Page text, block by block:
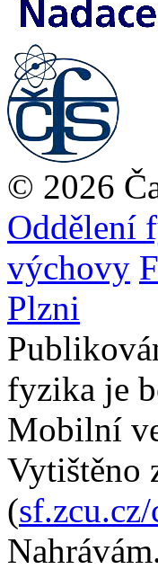
© 2026
Oddělení
výchovy
Plzni
fyzika je
Mobilní
Vytištěno
(